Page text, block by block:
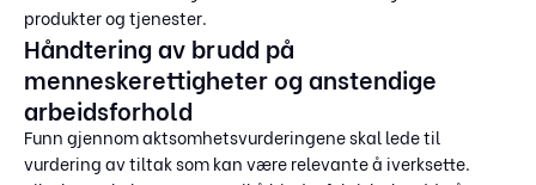
produkter og tjenester.
Håndtering av brudd på
menneskerettigheter og anstendige
arbeidsforhold
Funn gjennom aktsomhetsvurderingene skal lede til
vurdering av tiltak som kan være relevante å iverksette.